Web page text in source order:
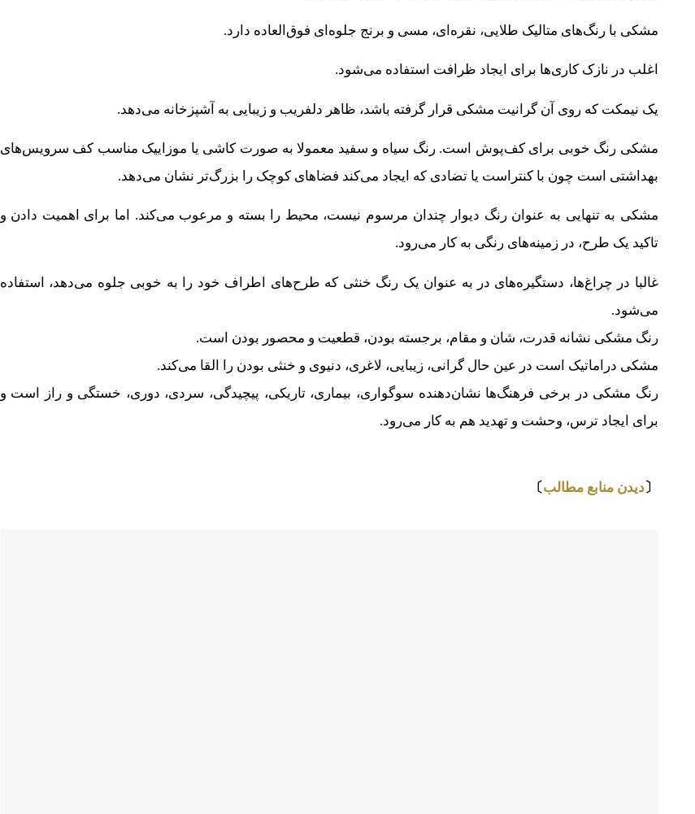
مشکی با رنگ‌های متالیک طلایی، نقره‌ای، مسی و برنج جلوه‌ای فوق‌العاده دارد.
اغلب در نازک‌ کاری‌ها برای ایجاد ظرافت استفاده می‌شود.
یک نیمکت که روی آن گرانیت مشکی قرار گرفته باشد، ظاهر دلفریب و زیبایی به آشپزخانه می‌دهد.
مشکی رنگ خوبی برای کف‌پوش است. رنگ سیاه و سفید معمولا به صورت کاشی یا موزاییک مناسب کف سرویس‌های
بهداشتی است چون با کنتراست یا تضادی که ایجاد می‌کند فضاهای کوچک را بزرگ‌تر نشان می‌دهد.
مشکی به تنهایی به عنوان رنگ‌ دیوار چندان مرسوم نیست، محیط را بسته و مرعوب می‌کند. اما برای اهمیت دادن و
تاکید یک طرح، در زمینه‌های رنگی به کار می‌رود.
غالبا در چراغ‌ها، دستگیره‌های در به عنوان یک رنگ خنثی که طرح‌های اطراف خود را به خوبی جلوه می‌دهد، استفاده
می‌شود.
رنگ مشکی نشانه قدرت، شان و مقام، برجسته بودن، قطعیت و محصور بودن است.
مشکی دراماتیک است در عین حال گرانی، زیبایی، لاغری، دنیوی و خنثی بودن را القا می‌کند.
رنگ مشکی در برخی فرهنگ‌ها نشان‌دهنده سوگواری، بیماری، تاریکی، پیچیدگی، سردی، دوری، خستگی و راز است و
برای ایجاد ترس، وحشت و تهدید هم به کار می‌رود.
〔دیدن منابع مطالب〕